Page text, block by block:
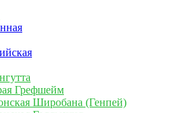
Грефшейм
Широбана (Генпей)